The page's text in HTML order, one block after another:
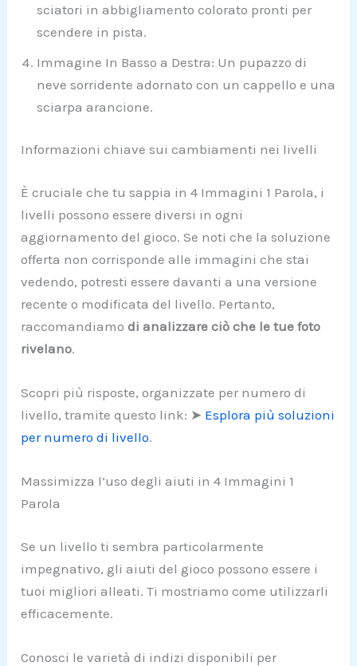
sciatori in abbigliamento colorato pronti per
scendere in pista.
Immagine In Basso a Destra: Un pupazzo di
neve sorridente adornato con un cappello e una
sciarpa arancione.
Informazioni chiave sui cambiamenti nei livelli
È cruciale che tu sappia in 4 Immagini 1 Parola, i
livelli possono essere diversi in ogni
aggiornamento del gioco. Se noti che la soluzione
offerta non corrisponde alle immagini che stai
vedendo, potresti essere davanti a una versione
recente o modificata del livello. Pertanto,
raccomandiamodi analizzare ciò che le tue foto
rivelano.
Scopri più risposte, organizzate per numero di
livello, tramite questo link: ➤ Esplora più soluzioni
per numero di livello.
Massimizza l’uso degli aiuti in 4 Immagini 1
Parola
Se un livello ti sembra particolarmente
impegnativo, gli aiuti del gioco possono essere i
tuoi migliori alleati. Ti mostriamo come utilizzarli
efficacemente.
Conosci le varietà di indizi disponibili per